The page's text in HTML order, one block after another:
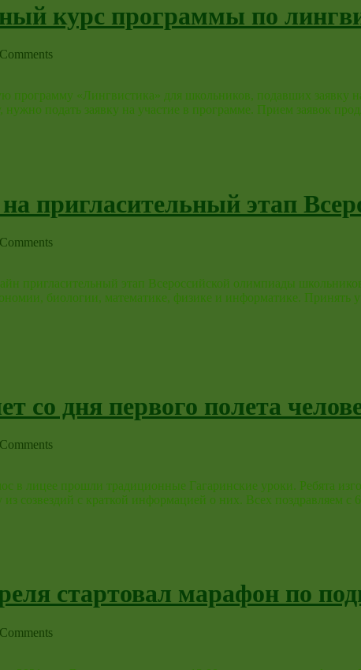
курс программы по
программу «Лингвистика» для школьников, подавших заявку
подать заявку на участие в программе. Прием заявок
пригласительный этап
пригласительный этап Всероссийской олимпиады
биологии, математике, физике и информатике. Принять
со дня первого полета
в лицее прошли традиционные Гагаринские уроки. Ребята
из созвездий с краткой информацией о них. Всех поздравляем
стартовал марафон по